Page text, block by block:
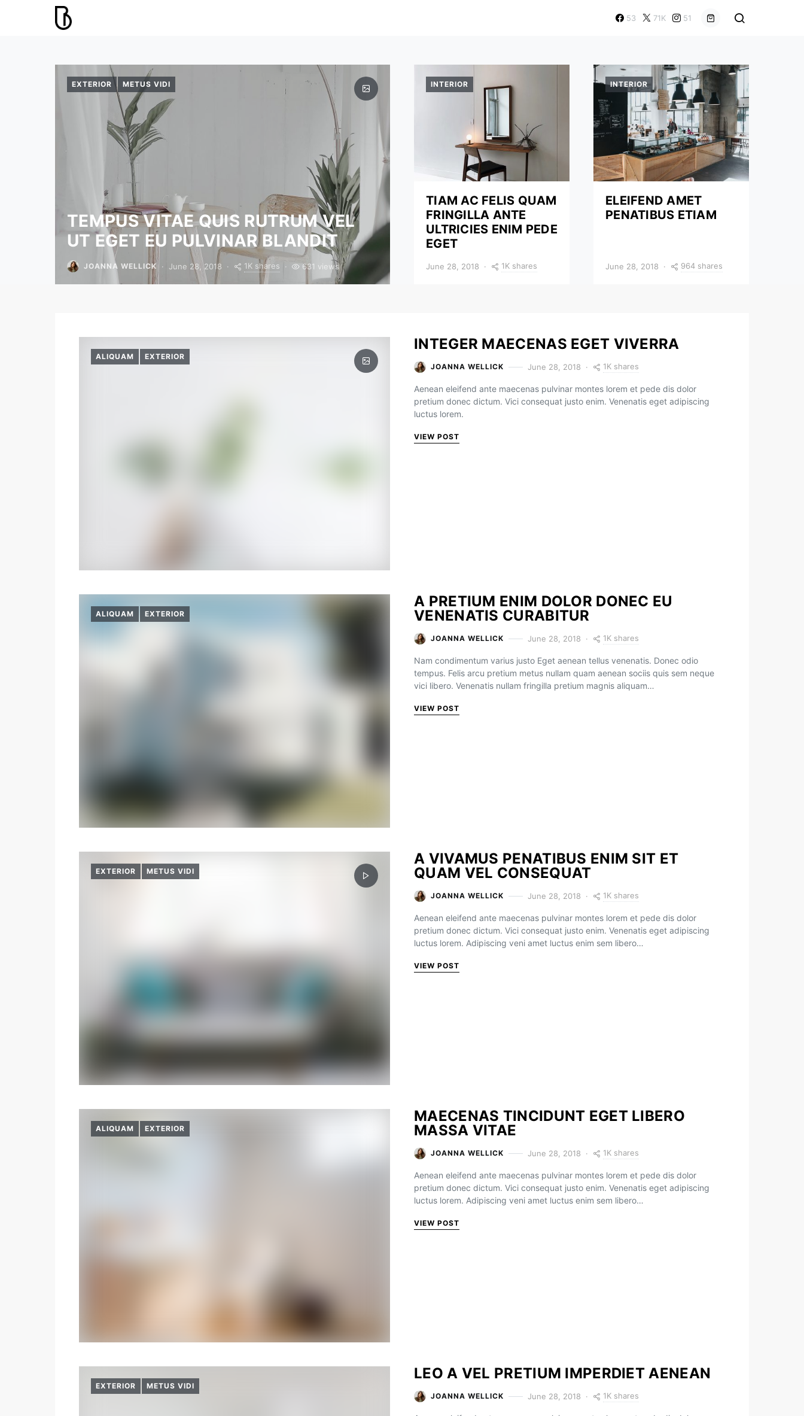
53 71K 51
EXTERIOR METUS VIDI
TEMPUS VITAE QUIS RUTRUM VEL
UT EGET EU PULVINAR BLANDIT
JOANNA WELLICK June 28, 2018 1K shares 631 views
INTERIOR
TIAM AC FELIS QUAM
FRINGILLA ANTE
ULTRICIES ENIM PEDE
EGET
June 28, 2018 1K shares
INTERIOR
ELEIFEND AMET
PENATIBUS ETIAM
June 28, 2018 964 shares
ALIQUAM EXTERIOR
INTEGER MAECENAS EGET VIVERRA
JOANNA WELLICK June 28, 2018 1K shares
Aenean eleifend ante maecenas pulvinar montes lorem et pede dis dolor
pretium donec dictum. Vici consequat justo enim. Venenatis eget adipiscing
luctus lorem.
VIEW POST
ALIQUAM EXTERIOR
A PRETIUM ENIM DOLOR DONEC EU
VENENATIS CURABITUR
JOANNA WELLICK June 28, 2018 1K shares
Nam condimentum varius justo Eget aenean tellus venenatis. Donec odio
tempus. Felis arcu pretium metus nullam quam aenean sociis quis sem neque
vici libero. Venenatis nullam fringilla pretium magnis aliquam…
VIEW POST
EXTERIOR METUS VIDI
A VIVAMUS PENATIBUS ENIM SIT ET
QUAM VEL CONSEQUAT
JOANNA WELLICK June 28, 2018 1K shares
Aenean eleifend ante maecenas pulvinar montes lorem et pede dis dolor
pretium donec dictum. Vici consequat justo enim. Venenatis eget adipiscing
luctus lorem. Adipiscing veni amet luctus enim sem libero…
VIEW POST
ALIQUAM EXTERIOR
MAECENAS TINCIDUNT EGET LIBERO
MASSA VITAE
JOANNA WELLICK June 28, 2018 1K shares
Aenean eleifend ante maecenas pulvinar montes lorem et pede dis dolor
pretium donec dictum. Vici consequat justo enim. Venenatis eget adipiscing
luctus lorem. Adipiscing veni amet luctus enim sem libero…
VIEW POST
EXTERIOR METUS VIDI
LEO A VEL PRETIUM IMPERDIET AENEAN
JOANNA WELLICK June 28, 2018 1K shares